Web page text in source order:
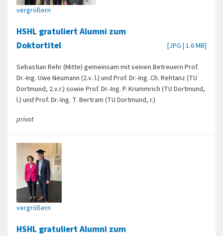
vergrößern
HSHL gratuliert Alumni zum
Doktortitel
[JPG | 1.6 MB]
Sebastian Rehr (Mitte) gemeinsam mit seinen Betreuern Prof.
Dr.-Ing. Uwe Neumann (2.v. l.) und Prof. Dr.-Ing. Ch. Rehtanz (TU
Dortmund, 2.v.r.) sowie Prof. Dr.-Ing. P. Krummrich (TU Dortmund,
l.) und Prof. Dr.-Ing. T. Bertram (TU Dortmund, r.)
privat
vergrößern
HSHL gratuliert Alumni zum